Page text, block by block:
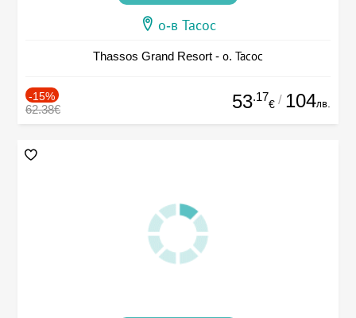
о-в Тасос
Thassos Grand Resort - о. Тасос
-15%
62.38€ 53.17
€ / 104лв.